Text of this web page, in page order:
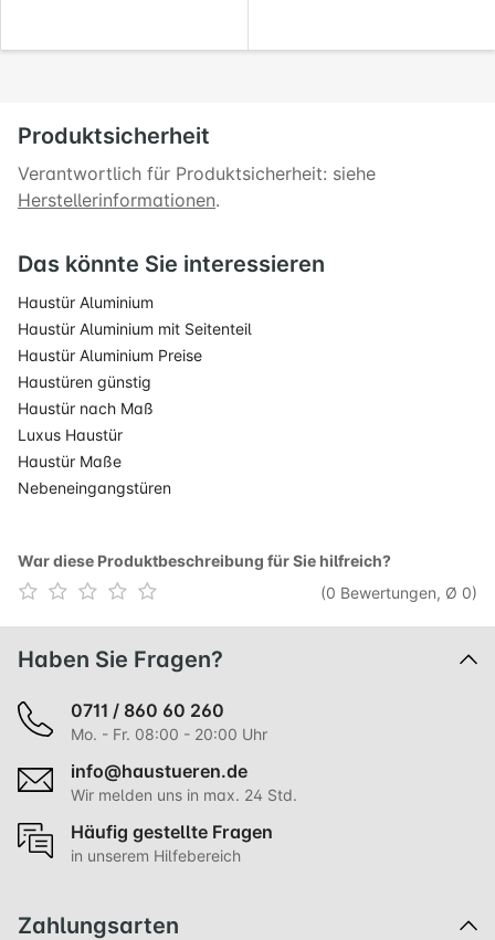
Produktsicherheit
Verantwortlich für Produktsicherheit: siehe
Herstellerinformationen.
Das könnte Sie interessieren
Haustür Aluminium
Haustür Aluminium mit Seitenteil
Haustür Aluminium Preise
Haustüren günstig
Haustür nach Maß
Luxus Haustür
Haustür Maße
Nebeneingangstüren
War diese Produktbeschreibung für Sie hilfreich?
(0 Bewertungen, Ø 0)
Haben Sie Fragen?
0711 / 860 60 260
Mo. - Fr. 08:00 - 20:00 Uhr
info@haustueren.de
Wir melden uns in max. 24 Std.
Häufig gestellte Fragen
in unserem Hilfebereich
Zahlungsarten